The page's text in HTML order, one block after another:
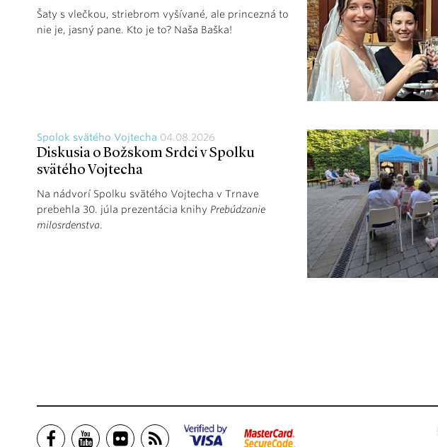
Šaty s vlečkou, striebrom vyšívané, ale princezná to
nie je, jasný pane. Kto je to? Naša Baška!
Spolok svätého Vojtecha 04.08.2026
Diskusia o Božskom Srdci v Spolku
svätého Vojtecha
Na nádvorí Spolku svätého Vojtecha v Trnave
prebehla 30. júla prezentácia knihy Prebúdzanie
milosrdenstva.